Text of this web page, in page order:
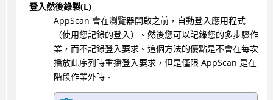
登入然後錄製(L)
AppScan 會在瀏覽器開啟之前，自動登入應用程式
（使用您記錄的登入）。然後您可以記錄您的多步驟作
業，而不記錄登入要求。這個方法的優點是不會在每次
播放此序列時重播登入要求，但是僅限 AppScan 是在
階段作業外時。